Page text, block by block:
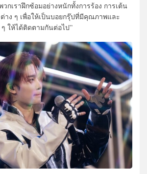
กเราฝึกซ้อมอย่างหนักทั้งการร้อง การเต้น
ต่าง ๆ เพื่อให้เป็นบอยกรุ๊ปที่มีคุณภาพและ
ให้ได้ติดตามกันต่อไป”